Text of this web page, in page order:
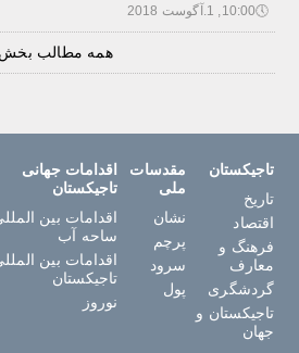
🕔10:00, 1.آگوست 2018
همه مطالب بخش
تاجیکستان
تاریخ
اقتصاد
فرهنگ و
معارف
گردشگری
تاجیکستان و
جهان
مقدسات
ملی
نشان
پرچم
سرود
پول
اقدامات جهانی
تاجیکستان
اقدامات بین
ساحه آب
اقدامات بین
تاجیکستان
نوروز